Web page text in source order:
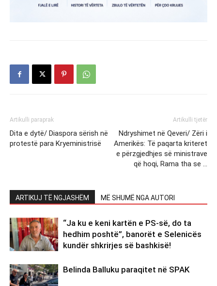
Artikulli paraprak
Dita e dytë/ Diaspora sërish në
protestë para Kryeministrisë
Artikulli tjetër
Ndryshimet në Qeveri/ Zëri i
Amerikës: Të paqarta kriteret
e përzgjedhjes së ministrave
që hoqi, Rama tha se …
ARTIKUJ TË NGJASHËM MË SHUMË NGA AUTORI
“Ja ku e keni kartën e PS-së, do ta
hedhim poshtë”, banorët e Selenicës
kundër shkrirjes së bashkisë!
Belinda Balluku paraqitet në SPAK